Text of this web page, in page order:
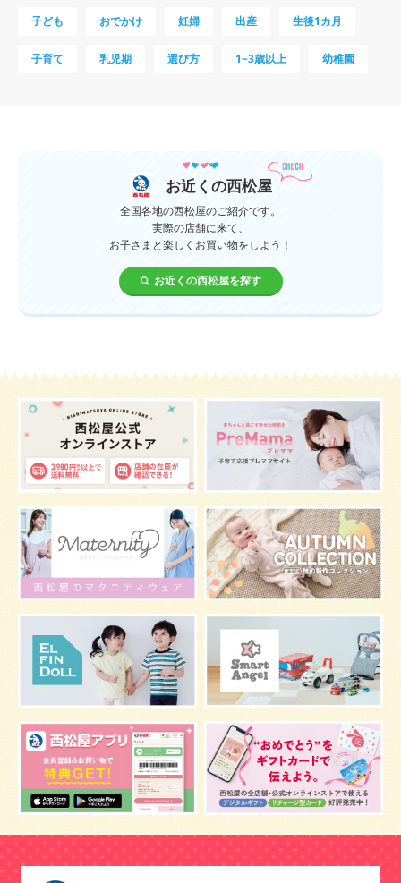
子ども おでかけ 妊婦 出産 生後1カ月
子育て 乳児期 選び方 1~3歳以上 幼稚園
ベビーカー
おむつ 出産準備
遊ぶ 夏 イヤイヤ期
汗 エアコン 適切温度
帽子 授乳 チャイルドシート 予防接種 産休
症状 あせも お祝い 家族写真 改善
お昼寝 メニュー グッズ
お宮参り お食い初め お七夜
スキンケア お肌 マタニティウェア おしゃぶり
絵本 夜間断乳 抱っこ 視力 マスク
お風呂 嫌がる うんち 髪の毛 体温
予防 骨盤ベルトの注意点
骨盤ベルトの基礎知識 こども 骨盤ベルトの効果
しぐさ 感染症 保存 妊娠中の腰痛
アレルギー 風邪 目 乳がん
おっぱい 安全対策 おすすめ
マザーバッグ 鼻づまり 予防注射 反抗期
双胎妊娠 双子 うなぎ 乳幼児 抜け毛
お近くの西松屋
全国各地の西松屋のご紹介です。
実際の店舗に来て、
お子さまと楽しくお買い物をしよう！
お近くの西松屋を探す